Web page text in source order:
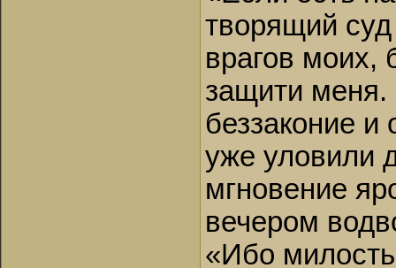
творящий
врагов моих,
защити меня.
беззаконие
уже уловили
мгновение
вечером
«Ибо